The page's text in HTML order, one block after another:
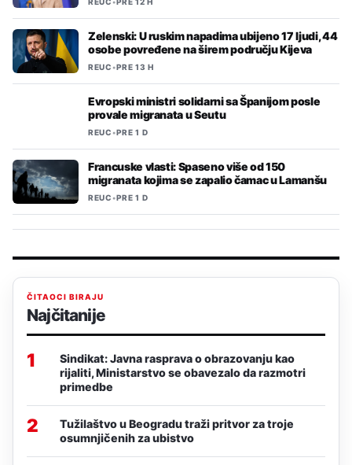
Zelenski: U ruskim napadima ubijeno 17 ljudi, 44
osobe povređene na širem području Kijeva
REUC•PRE 13 H
Evropski ministri solidarni sa Španijom posle
provale migranata u Seutu
REUC•PRE 1 D
Francuske vlasti: Spaseno više od 150
migranata kojima se zapalio čamac u Lamanšu
REUC•PRE 1 D
ČITAOCI BIRAJU
Najčitanije
1
Sindikat: Javna rasprava o obrazovanju kao
rijaliti, Ministarstvo se obavezalo da razmotri
primedbe
2
Tužilaštvo u Beogradu traži pritvor za troje
osumnjičenih za ubistvo